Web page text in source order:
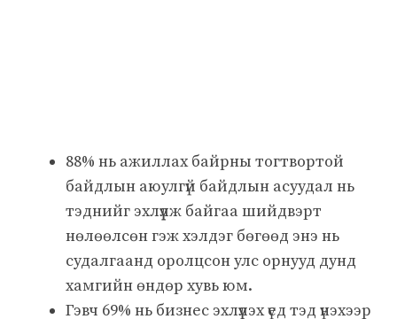
88% нь ажиллах байрны тогтвортой
байдлын аюулгүй байдлын асуудал нь
тэднийг эхлүүлж байгаа шийдвэрт
нөлөөлсөн гэж хэлдэг бөгөөд энэ нь
судалгаанд оролцсон улс орнууд дунд
хамгийн өндөр хувь юм.
Гэвч 69% нь бизнес эхлүүлэх үед тэд үнэхээр